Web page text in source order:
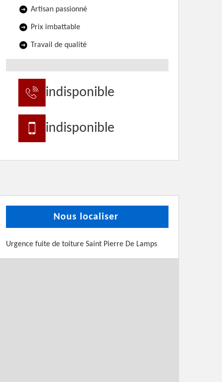
Artisan passionné
Prix imbattable
Travail de qualité
indisponible
indisponible
Nous localiser
Urgence fuite de toiture Saint Pierre De Lamps